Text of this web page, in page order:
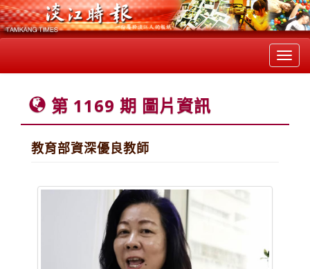
第 1169 期 圖片資訊
教育部資深優良教師